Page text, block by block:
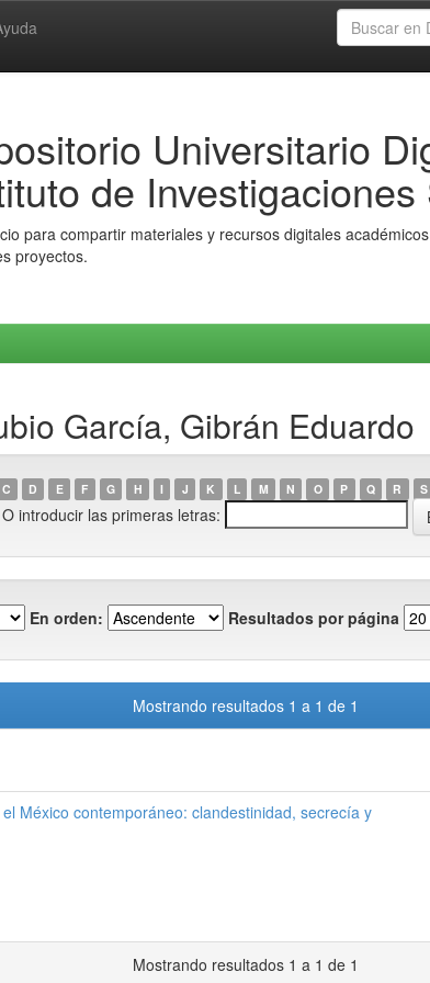
Universitario
de
para compartir materiales y recursos digitales
proyectos.
García, Gibrán Eduardo
C D E F G H I J K L M N O P Q R S
O introducir las primeras letras:
En orden: Resultados por página
Mostrando resultados 1 a 1 de 1
México contemporáneo: clandestinidad, secrecía y
Mostrando resultados 1 a 1 de 1